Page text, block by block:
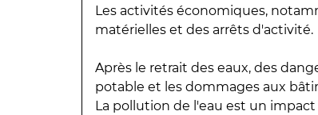
Les activités économiques,
matérielles et des arrêts d'activité.
Après le retrait des eaux, des
potable et les dommages aux
La pollution de l'eau est un